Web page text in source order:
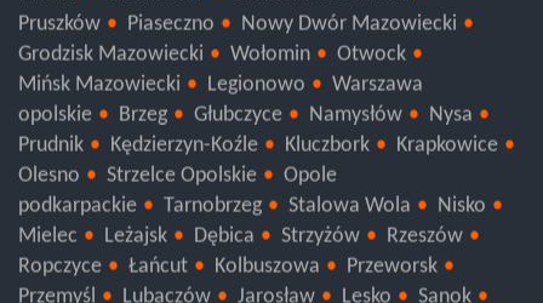
Mława
Ciechanów
Ożarów Mazowiecki
Pruszków
Piaseczno
Nowy Dwór Mazowiecki
Grodzisk Mazowiecki
Wołomin
Otwock
Mińsk Mazowiecki
Legionowo
Warszawa
opolskie
Brzeg Głubczyce Namysłów
Nysa
Prudnik
Kędzierzyn-Koźle Kluczbork
Olesno
Strzelce Opolskie
Opole
podkarpackie
Tarnobrzeg Stalowa Wola
Nisko
Mielec
Leżajsk Dębica Strzyżów
Rzeszów
Ropczyce
Łańcut Kolbuszowa
Przeworsk